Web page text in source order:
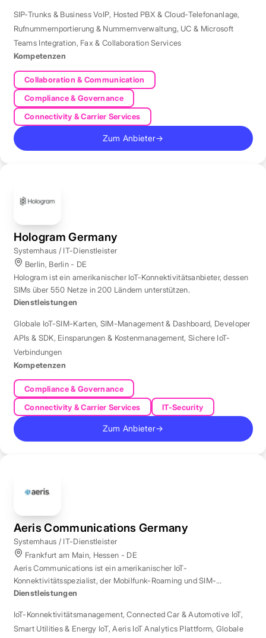
SIP-Trunks & Business VoIP, Hosted PBX & Cloud-Telefonanlage,
Rufnummernportierung & Nummernverwaltung, UC & Microsoft
Teams Integration, Fax & Collaboration Services
Kompetenzen
Collaboration & Communication
Compliance & Governance
Connectivity & Carrier Services
Zum Anbieter→
Hologram Germany
Systemhaus / IT-Dienstleister
Berlin, Berlin - DE
Hologram ist ein amerikanischer IoT-Konnektivitätsanbieter, dessen
SIMs über 550 Netze in 200 Ländern unterstützen.
Dienstleistungen
Globale IoT-SIM-Karten, SIM-Management & Dashboard, Developer
APIs & SDK, Einsparungen & Kostenmanagement, Sichere IoT-
Verbindungen
Kompetenzen
Compliance & Governance
Connectivity & Carrier Services
IT-Security
Zum Anbieter→
Aeris Communications Germany
Systemhaus / IT-Dienstleister
Frankfurt am Main, Hessen - DE
Aeris Communications ist ein amerikanischer IoT-
Konnektivitätsspezialist, der Mobilfunk-Roaming und SIM-
Management in über 190 Ländern verwaltet.
Dienstleistungen
IoT-Konnektivitätsmanagement,Connected Car & Automotive IoT,
Smart Utilities & Energy IoT,Aeris IoT Analytics Plattform, Globale